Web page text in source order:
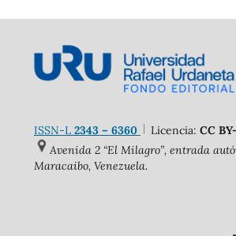
ISSN-L2343 – 6360 Licencia: CC
Avenida 2 “El Milagro”, entrada
Maracaibo, Venezuela.